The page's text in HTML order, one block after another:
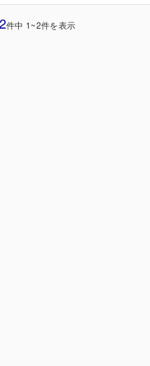
2件中 1~2件を表示